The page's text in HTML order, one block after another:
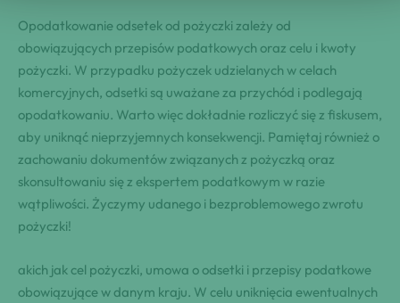
Opodatkowanie odsetek od pożyczki zależy od
obowiązujących przepisów podatkowych oraz celu i kwoty
pożyczki. W przypadku pożyczek udzielanych w celach
komercyjnych, odsetki są uważane za przychód i podlegają
opodatkowaniu. Warto więc dokładnie rozliczyć się z fiskusem,
aby uniknąć nieprzyjemnych konsekwencji. Pamiętaj również o
zachowaniu dokumentów związanych z pożyczką oraz
skonsultowaniu się z ekspertem podatkowym w razie
wątpliwości. Życzymy udanego i bezproblemowego zwrotu
pożyczki!
akich jak cel pożyczki, umowa o odsetki i przepisy podatkowe
obowiązujące w danym kraju. W celu uniknięcia ewentualnych